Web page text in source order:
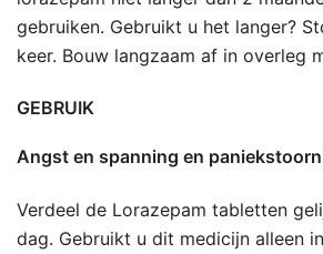
gebruiken. Gebruikt u het langer?
keer. Bouw langzaam af in overleg
GEBRUIK
Angst en spanning en
Verdeel de Lorazepam tabletten
dag. Gebruikt u dit medicijn alleen